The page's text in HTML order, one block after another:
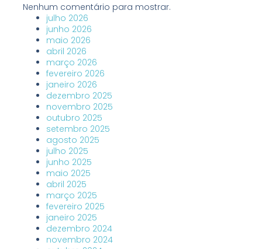
Nenhum comentário para mostrar.
julho 2026
junho 2026
maio 2026
abril 2026
março 2026
fevereiro 2026
janeiro 2026
dezembro 2025
novembro 2025
outubro 2025
setembro 2025
agosto 2025
julho 2025
junho 2025
maio 2025
abril 2025
março 2025
fevereiro 2025
janeiro 2025
dezembro 2024
novembro 2024